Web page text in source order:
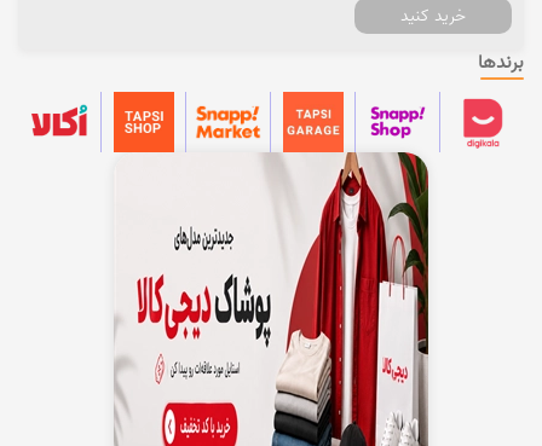
خرید کنید
برندها